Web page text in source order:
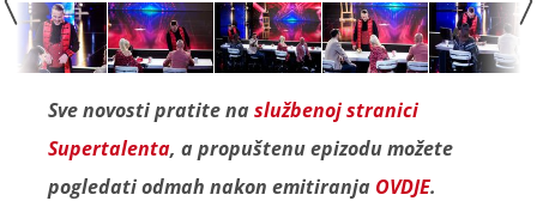
Sve novosti pratite naslužbenoj stranici
Supertalenta, a propuštenu epizodu možete
pogledati odmah nakon emitiranja OVDJE.